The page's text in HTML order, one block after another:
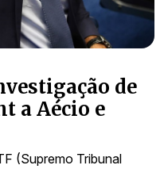
de
a Aécio e
(Supremo Tribunal